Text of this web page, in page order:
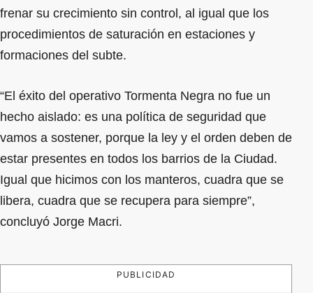
frenar su crecimiento sin control, al igual que los
procedimientos de saturación en estaciones y
formaciones del subte.
“El éxito del operativo Tormenta Negra no fue un
hecho aislado: es una política de seguridad que
vamos a sostener, porque la ley y el orden deben de
estar presentes en todos los barrios de la Ciudad.
Igual que hicimos con los manteros, cuadra que se
libera, cuadra que se recupera para siempre”,
concluyó Jorge Macri.
PUBLICIDAD